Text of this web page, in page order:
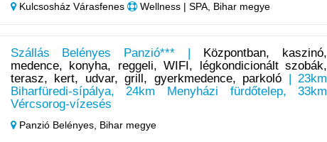
Kulcsosház Várasfenes Wellness | SPA, Bihar megye
Szállás Belényes Panzió*** |
Központban, kaszinó,
medence, konyha, reggeli, WIFI, légkondicionált szobák,
terasz, kert, udvar, grill, gyerkmedence, parkoló | 23km
Biharfüredi-sípálya, 24km Menyházi fürdőtelep, 33km
Vércsorog-vízesés
Panzió Belényes, Bihar megye